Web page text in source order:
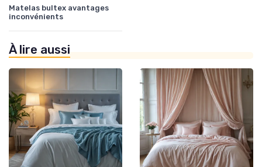
Matelas bultex avantages
inconvénients
À lire aussi